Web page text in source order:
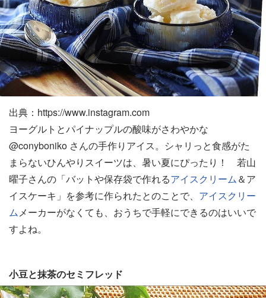
出典：https://www.instagram.com
ヨーグルトとパイナップルの酸味がさわやかな
@conyboniko さんの手作りアイス。シャリっと食感がた
まらないひんやりスイーツは、暑い夏にぴったり！ 若山
曜子さんの「バットや保存袋で作れるアイスクリーム＆ア
イスケーキ」を参考に作られたとのことで、 アイスクリー
ムメーカーがなくても、おうちで手軽にできるのはいいで
すよね。
小豆と抹茶のセミフレッド